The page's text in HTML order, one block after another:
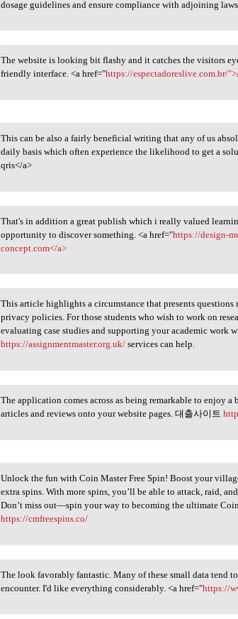
dosage guidelines and ensure compliance with adjoining
The website is looking bit
The website is looking bit flashy and it catches the visitors
friendly interface. <a href="https://espectadoreslive.com.br/
This can be also a fairly
This can be also a fairly beneficial writing that any of us
daily basis which often experience the likelihood to get a
qris</a>
That's in addition a great
That's in addition a great publish which i really valued
opportunity to discover something. <a href="https://design-
concept.com</a>
This article highlights a
This article highlights a circumstance that presents
privacy policies. For those students who wish to work on
evaluating case studies and supporting your academic work
https://assignmentmaster.org.uk/ services can help.
The application comes across
The application comes across as being remarkable to enjoy
articles and reviews onto your website pages. 대출사이트
Unlock the fun with Coin
Unlock the fun with Coin Master Free Spin! Boost your
extra spins. With more spins, you’ll be able to attack, raid,
Don’t miss out—spin your way to becoming the ultimate
https://cmfreespins.co/
The look favorably fantastic.
The look favorably fantastic. Many of these small data tend
encounter. I'd like everything considerably. <a href="https://